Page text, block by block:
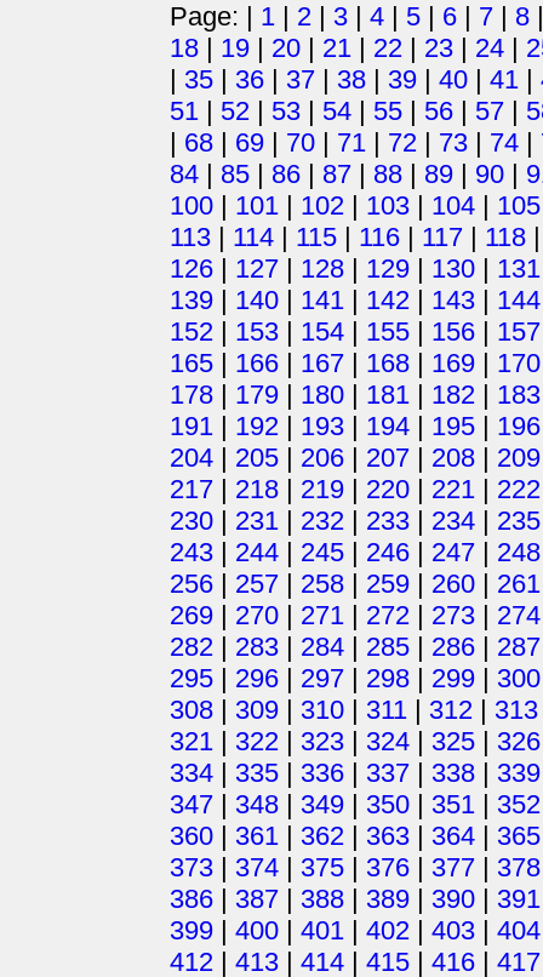
Page: | 1 | 2 | 3 | 4 | 5 | 6 | 7 | 8
18 | 19 | 20 | 21 | 22 | 23 | 24 |
| 35 | 36 | 37 | 38 | 39 | 40 | 41 |
51 | 52 | 53 | 54 | 55 | 56 | 57 |
| 68 | 69 | 70 | 71 | 72 | 73 | 74 |
84 | 85 | 86 | 87 | 88 | 89 | 90 |
100 | 101 | 102 | 103 | 104 | 105
113 | 114 | 115 | 116 | 117 | 118
126 | 127 | 128 | 129 | 130 | 131
139 | 140 | 141 | 142 | 143 | 144
152 | 153 | 154 | 155 | 156 | 157
165 | 166 | 167 | 168 | 169 | 170
178 | 179 | 180 | 181 | 182 | 183
191 | 192 | 193 | 194 | 195 | 196
204 | 205 | 206 | 207 | 208 | 209
217 | 218 | 219 | 220 | 221 | 222
230 | 231 | 232 | 233 | 234 | 235
243 | 244 | 245 | 246 | 247 | 248
256 | 257 | 258 | 259 | 260 | 261
269 | 270 | 271 | 272 | 273 | 274
282 | 283 | 284 | 285 | 286 | 287
295 | 296 | 297 | 298 | 299 | 300
308 | 309 | 310 | 311 | 312 | 313
321 | 322 | 323 | 324 | 325 | 326
334 | 335 | 336 | 337 | 338 | 339
347 | 348 | 349 | 350 | 351 | 352
360 | 361 | 362 | 363 | 364 | 365
373 | 374 | 375 | 376 | 377 | 378
386 | 387 | 388 | 389 | 390 | 391
399 | 400 | 401 | 402 | 403 | 404
412 | 413 | 414 | 415 | 416 | 417